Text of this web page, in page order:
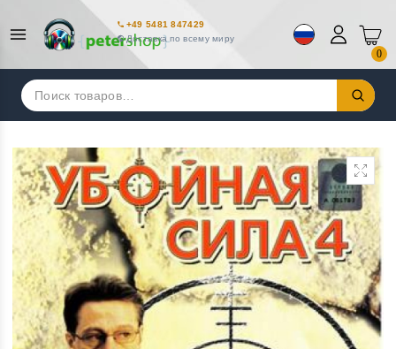
+49 5481 847429
Доставка по всему миру
0
Искать: